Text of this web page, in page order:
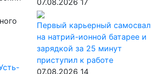
07.08.2026 17
Первый карьерный самосвал
на натрий-ионной батарее и
зарядкой за 25 минут
приступил к работе
07.08.2026 14